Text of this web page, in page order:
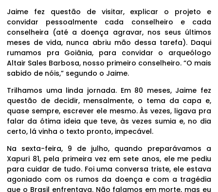
Jaime fez questão de visitar, explicar o projeto e
convidar pessoalmente cada conselheiro e cada
conselheira (até a doença agravar, nos seus últimos
meses de vida, nunca abriu mão dessa tarefa). Daqui
rumamos pra Goiânia, para convidar o arqueólogo
Altair Sales Barbosa, nosso primeiro conselheiro. “O mais
sabido de nóis,” segundo o Jaime.
Trilhamos uma linda jornada. Em 80 meses, Jaime fez
questão de decidir, mensalmente, o tema da capa e,
quase sempre, escrever ele mesmo. Às vezes, ligava pra
falar da ótima ideia que teve, às vezes sumia e, no dia
certo, lá vinha o texto pronto, impecável.
Na sexta-feira, 9 de julho, quando preparávamos a
Xapuri 81, pela primeira vez em sete anos, ele me pediu
para cuidar de tudo. Foi uma conversa triste, ele estava
agoniado com os rumos da doença e com a tragédia
que o Brasil enfrentava. Não falamos em morte, mas eu